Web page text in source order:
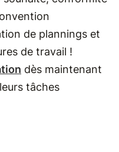
de plannings et
de travail !
dès maintenant
tâches